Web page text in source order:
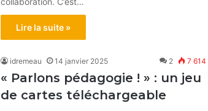
Lire la suite »
idremeau 14 janvier 2025 2 7 614
« Parlons pédagogie ! » : un jeu
de cartes téléchargeable